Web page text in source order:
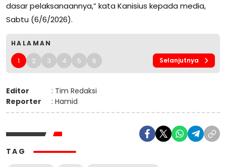
dasar pelaksanaannya,” kata Kanisius kepada media,
Sabtu (6/6/2026).
HALAMAN
1 2 3 4 5 6 Selanjutnya
Editor
: Tim Redaksi
Reporter
: Hamid
TAG